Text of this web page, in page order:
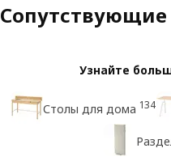
Узнайте
Столы для дома 134